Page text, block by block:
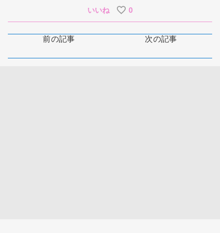
いいね 0
前の記事 次の記事